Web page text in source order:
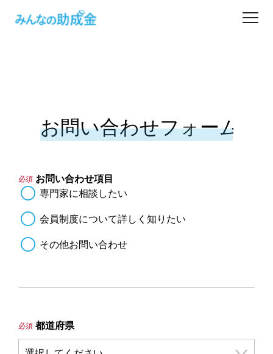
助成金コラム
ダウンロード
必須 お問い合わせ項目
専門家に相談したい
会員制度について詳しく知りたい
その他お問い合わせ
必須 都道府県